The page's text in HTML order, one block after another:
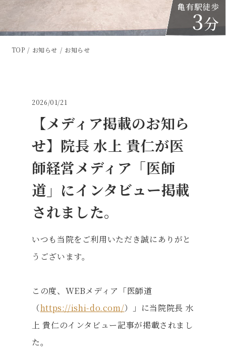
亀有駅徒歩
3分
TOP お知らせ お知らせ
2026/01/21
【メディア掲載のお知ら
せ】院長 水上 貴仁が医
師経営メディア「医師
道」にインタビュー掲載
されました。
いつも当院をご利用いただき誠にありがと
うございます。
この度、WEBメディア「医師道
（https://ishi-do.com/）」に当院院長 水
上 貴仁のインタビュー記事が掲載されまし
た。